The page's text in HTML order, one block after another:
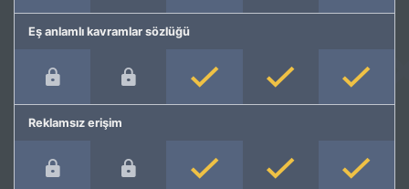
Eş anlamlı kavramlar sözlüğü
Reklamsız erişim